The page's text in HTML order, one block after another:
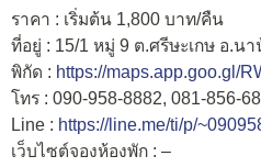
ราคา : เริ่มต้น 1,800 บาท/คืน
ที่อยู่ : 15/1 หมู่ 9 ต.ศรีษะเกษ อ.น
พิกัด : https://maps.app.goo.gl/
โทร : 090-958-8882, 081-856-
Line : https://line.me/ti/p/
เว็บไซต์จองห้องพัก : –